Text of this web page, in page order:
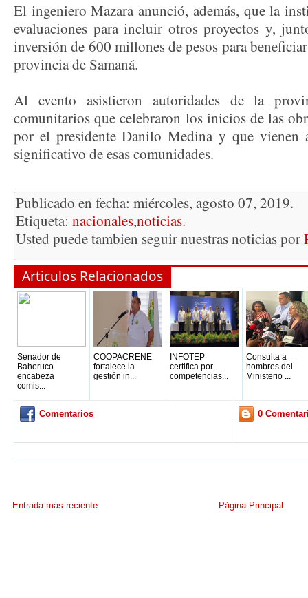
El ingeniero Mazara anunció, además, que la
evaluaciones para incluir otros proyectos y,
inversión de 600 millones de pesos para
provincia de Samaná.
Al evento asistieron autoridades de la
comunitarios que celebraron los inicios de las
por el presidente Danilo Medina y que vienen
significativo de esas comunidades.
Publicado en fecha: miércoles, agosto 07, 2019.
Etiqueta: nacionales,noticias.
Usted puede tambien seguir nuestras noticias por
Articulos Relacionados
Senador de
Bahoruco
encabeza
comis...
COOPACRENE
fortalece la
gestión in...
INFOTEP
certifica por
competencias...
Consulta a
hombres del
Ministerio ...
Comentarios 0
Entrada más reciente Página Principal